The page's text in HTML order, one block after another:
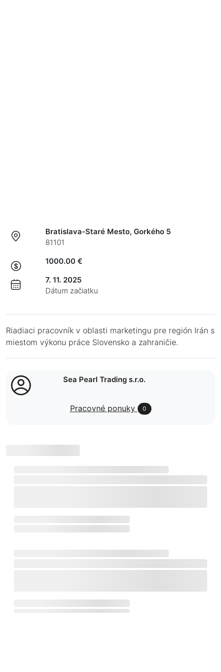
Bratislava-Staré Mesto, Gorkého 5
81101
1000.00 €
7. 11. 2025
Dátum začiatku
Riadiaci pracovník v oblasti marketingu pre región Irán s
miestom výkonu práce Slovensko a zahraničie.
Sea Pearl Trading s.r.o.
Pracovné ponuky 0